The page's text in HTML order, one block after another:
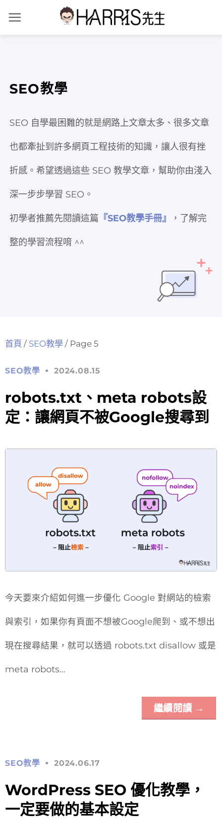
Skip
to
SEO教學
SEO 自學最困難的就是網路上文章太多、很多文章
也都牽扯到許多網頁工程技術的知識，讓人很有挫
折感。希望透過這些 SEO 教學文章，幫助你由淺入
深一步步學習 SEO。
初學者推薦先閱讀這篇『SEO教學手冊』 ，了解完
整的學習流程唷 ^^
首頁 / SEO教學/ Page 5
SEO教學 2024.08.15
robots.txt、meta robots設
定：讓網頁不被Google搜尋到
今天要來介紹如何進一步優化 Google 對網站的檢索
與索引，如果你有頁面不想被Google爬到、或不想出
現在搜尋結果，就可以透過 robots.txt disallow 或是
meta robots…
繼續閱讀 →
SEO教學 2024.06.17
WordPress SEO 優化教學，
一定要做的基本設定